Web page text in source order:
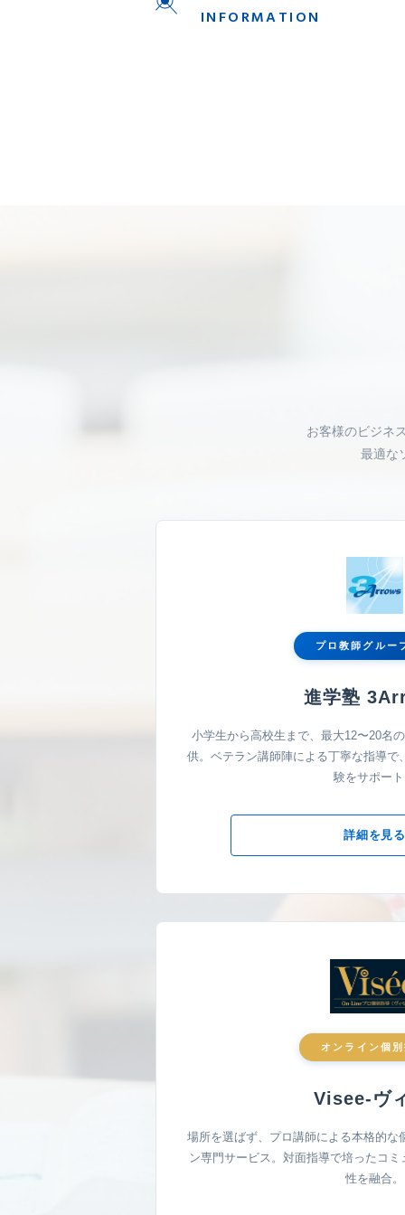
INFORMATION
お客様のビジネ
最適な
プロ教師グルー
進学塾
小学生から高校生まで、最大12〜20名
供。ベテラン講師陣による丁寧な指導で
験をサポー
詳細を見る
オンライン個
Visee-ヴ
場所を選ばず、プロ講師による本格的な
ン専門サービス。対面指導で培ったコ
性を融合。